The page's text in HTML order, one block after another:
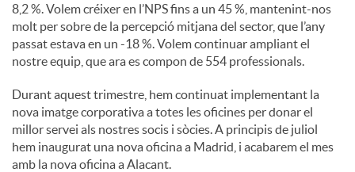
8,2 %. Volem créixer en l’NPS fins a un 45 %, mantenint-nos
molt per sobre de la percepció mitjana del sector, que l’any
passat estava en un -18 %. Volem continuar ampliant el
nostre equip, que ara es compon de 554 professionals.
Durant aquest trimestre, hem continuat implementant la
nova imatge corporativa a totes les oficines per donar el
millor servei als nostres socis i sòcies. A principis de juliol
hem inaugurat una nova oficina a Madrid, i acabarem el mes
amb la nova oficina a Alacant.